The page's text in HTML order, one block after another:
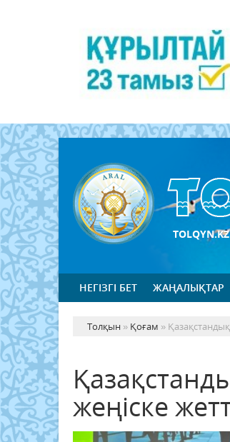
НЕГІЗГІ БЕТ ЖАҢАЛЫҚТАР
Толқын » Қоғам »
жеңіске